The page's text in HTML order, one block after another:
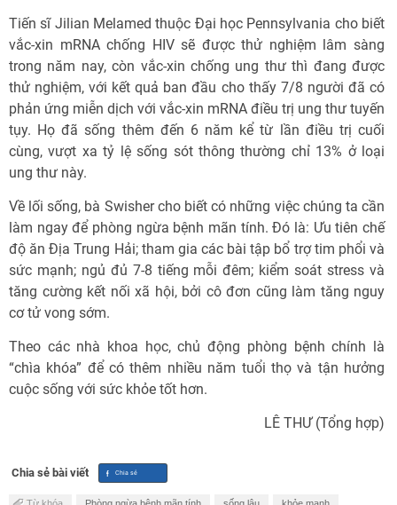
Tiến sĩ Jilian Melamed thuộc Đại học Pennsylvania cho biết
vắc-xin mRNA chống HIV sẽ được thử nghiệm lâm sàng
trong năm nay, còn vắc-xin chống ung thư thì đang được
thử nghiệm, với kết quả ban đầu cho thấy 7/8 người đã có
phản ứng miễn dịch với vắc-xin mRNA điều trị ung thư tuyến
tụy. Họ đã sống thêm đến 6 năm kể từ lần điều trị cuối
cùng, vượt xa tỷ lệ sống sót thông thường chỉ 13% ở loại
ung thư này.
Về lối sống, bà Swisher cho biết có những việc chúng ta cần
làm ngay để phòng ngừa bệnh mãn tính. Đó là: Ưu tiên chế
độ ăn Địa Trung Hải; tham gia các bài tập bổ trợ tim phổi và
sức mạnh; ngủ đủ 7-8 tiếng mỗi đêm; kiểm soát stress và
tăng cường kết nối xã hội, bởi cô đơn cũng làm tăng nguy
cơ tử vong sớm.
Theo các nhà khoa học, chủ động phòng bệnh chính là
“chìa khóa” để có thêm nhiều năm tuổi thọ và tận hưởng
cuộc sống với sức khỏe tốt hơn.
LÊ THƯ (Tổng hợp)
Chia sẻ bài viết